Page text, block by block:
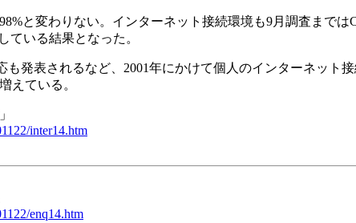
と変わりない。インターネット接続環境も9月調査まで
ている結果となった。
発表されるなど、2001年にかけて個人のインターネット
えている。
inter14.htm
enq14.htm